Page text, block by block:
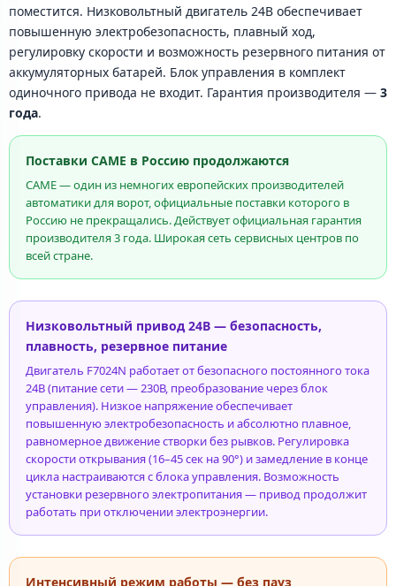
поместится. Низковольтный двигатель 24В обеспечивает
повышенную электробезопасность, плавный ход,
регулировку скорости и возможность резервного питания от
аккумуляторных батарей. Блок управления в комплект
одиночного привода не входит. Гарантия производителя — 3
года.
Поставки CAME в Россию продолжаются
CAME — один из немногих европейских производителей
автоматики для ворот, официальные поставки которого в
Россию не прекращались. Действует официальная гарантия
производителя 3 года. Широкая сеть сервисных центров по
всей стране.
Низковольтный привод 24В — безопасность,
плавность, резервное питание
Двигатель F7024N работает от безопасного постоянного тока
24В (питание сети — 230В, преобразование через блок
управления). Низкое напряжение обеспечивает
повышенную электробезопасность и абсолютно плавное,
равномерное движение створки без рывков. Регулировка
скорости открывания (16–45 сек на 90°) и замедление в конце
цикла настраиваются с блока управления. Возможность
установки резервного электропитания — привод продолжит
работать при отключении электроэнергии.
Интенсивный режим работы — без пауз